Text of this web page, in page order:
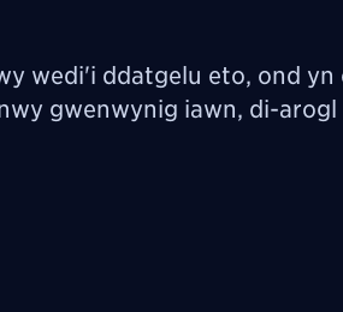
wedi'i ddatgelu eto, ond
gwenwynig iawn, di-